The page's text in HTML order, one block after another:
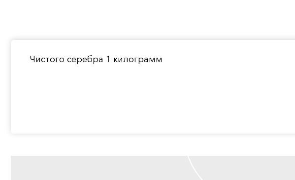
Чистого серебра 1 килограмм